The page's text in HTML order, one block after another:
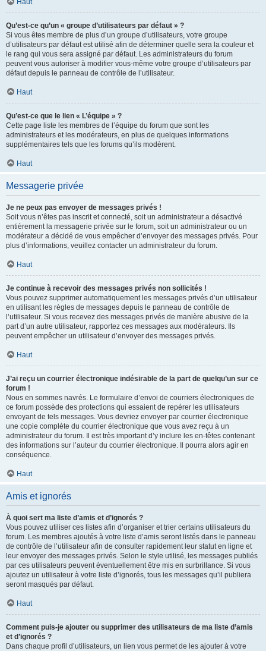
Haut
Qu’est-ce qu’un « groupe d’utilisateurs par défaut » ?
Si vous êtes membre de plus d’un groupe d’utilisateurs, votre groupe
d’utilisateurs par défaut est utilisé afin de déterminer quelle sera la couleur et
le rang qui vous sera assigné par défaut. Les administrateurs du forum
peuvent vous autoriser à modifier vous-même votre groupe d’utilisateurs par
défaut depuis le panneau de contrôle de l’utilisateur.
Haut
Qu’est-ce que le lien « L’équipe » ?
Cette page liste les membres de l’équipe du forum que sont les
administrateurs et les modérateurs, en plus de quelques informations
supplémentaires tels que les forums qu’ils modèrent.
Haut
Messagerie privée
Je ne peux pas envoyer de messages privés !
Soit vous n’êtes pas inscrit et connecté, soit un administrateur a désactivé
entièrement la messagerie privée sur le forum, soit un administrateur ou un
modérateur a décidé de vous empêcher d’envoyer des messages privés. Pour
plus d’informations, veuillez contacter un administrateur du forum.
Haut
Je continue à recevoir des messages privés non sollicités !
Vous pouvez supprimer automatiquement les messages privés d’un utilisateur
en utilisant les règles de messages depuis le panneau de contrôle de
l’utilisateur. Si vous recevez des messages privés de manière abusive de la
part d’un autre utilisateur, rapportez ces messages aux modérateurs. Ils
peuvent empêcher un utilisateur d’envoyer des messages privés.
Haut
J’ai reçu un courrier électronique indésirable de la part de quelqu’un sur ce
forum !
Nous en sommes navrés. Le formulaire d’envoi de courriers électroniques de
ce forum possède des protections qui essaient de repérer les utilisateurs
envoyant de tels messages. Vous devriez envoyer par courrier électronique
une copie complète du courrier électronique que vous avez reçu à un
administrateur du forum. Il est très important d’y inclure les en-têtes contenant
des informations sur l’auteur du courrier électronique. Il pourra alors agir en
conséquence.
Haut
Amis et ignorés
À quoi sert ma liste d’amis et d’ignorés ?
Vous pouvez utiliser ces listes afin d’organiser et trier certains utilisateurs du
forum. Les membres ajoutés à votre liste d’amis seront listés dans le panneau
de contrôle de l’utilisateur afin de consulter rapidement leur statut en ligne et
leur envoyer des messages privés. Selon le style utilisé, les messages publiés
par ces utilisateurs peuvent éventuellement être mis en surbrillance. Si vous
ajoutez un utilisateur à votre liste d’ignorés, tous les messages qu’il publiera
seront masqués par défaut.
Haut
Comment puis-je ajouter ou supprimer des utilisateurs de ma liste d’amis
et d’ignorés ?
Dans chaque profil d’utilisateurs, un lien vous permet de les ajouter à votre